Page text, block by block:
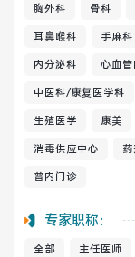
党建阵地
榜样力量
健康管理体检
非手术科室
胸外科 骨科
耳鼻喉科 手麻科
内分泌科 心血管
中医科/康复医学科
生殖医学 康美
消毒供应中心
普内门诊
专家职称：
全部 主任医师